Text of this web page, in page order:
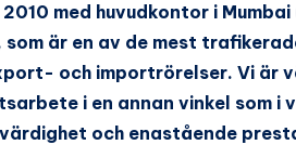
med huvudkontor i
är en av de mest
och importrörelser. Vi är
i en annan vinkel som i
och enastående